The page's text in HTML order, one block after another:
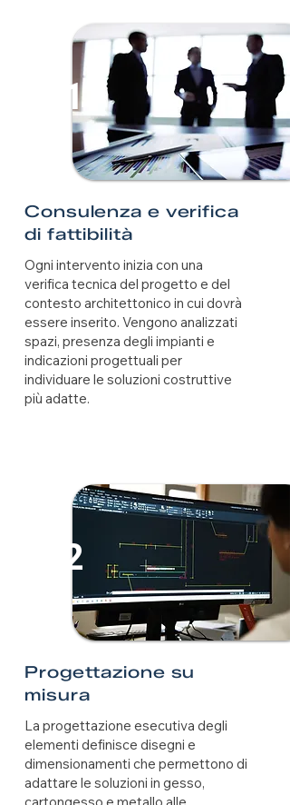
1
Consulenza e verifica
di fattibilità
Ogni intervento inizia con una
verifica tecnica del progetto e del
contesto architettonico in cui dovrà
essere inserito. Vengono analizzati
spazi, presenza degli impianti e
indicazioni progettuali per
individuare le soluzioni costruttive
più adatte.
2
Progettazione su
misura
La progettazione esecutiva degli
elementi definisce disegni e
dimensionamenti che permettono di
adattare le soluzioni in gesso,